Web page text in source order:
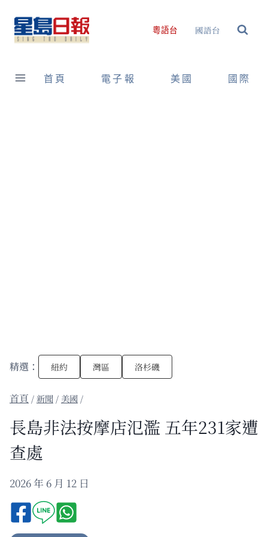
content
粵語台 國語台
首頁 電子報 美國 國際
精選： 紐約 灣區 洛杉磯
/新聞 / 美國 /
長島非法按摩店氾濫 五年231家遭
查處
2026 年 6 月 12 日